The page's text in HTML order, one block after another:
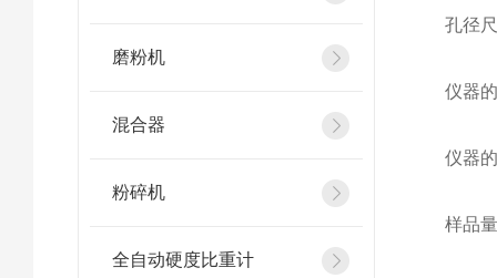
磨粉机
混合器
粉碎机
全自动硬度比重计
孔径
仪器
仪器
样品